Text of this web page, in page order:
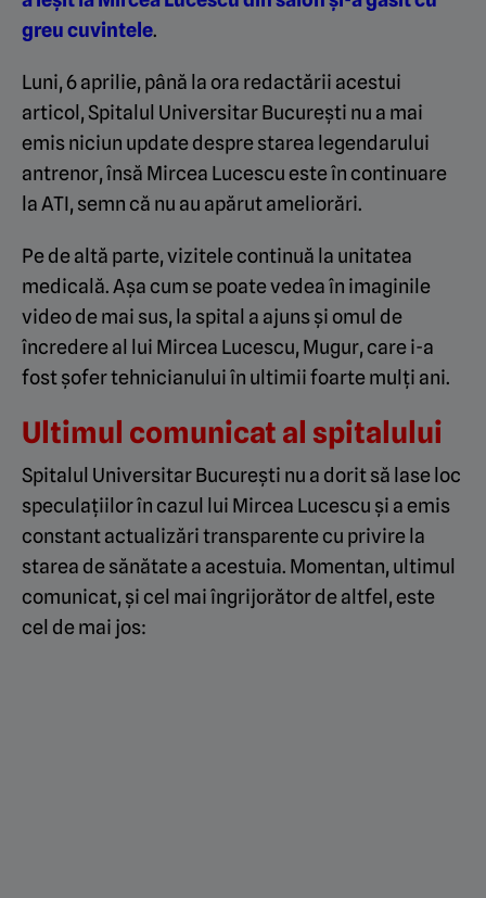
greu cuvintele.
Luni, 6 aprilie, până la ora redactării acestui
articol, Spitalul Universitar București nu a mai
emis niciun update despre starea legendarului
antrenor, însă Mircea Lucescu este în continuare
la ATI, semn că nu au apărut ameliorări.
Pe de altă parte, vizitele continuă la unitatea
medicală. Așa cum se poate vedea în imaginile
video de mai sus, la spital a ajuns și omul de
încredere al lui Mircea Lucescu, Mugur, care i-a
fost șofer tehnicianului în ultimii foarte mulți ani.
Ultimul comunicat al spitalului
Spitalul Universitar București nu a dorit să lase loc
speculațiilor în cazul lui Mircea Lucescu și a emis
constant actualizări transparente cu privire la
starea de sănătate a acestuia. Momentan, ultimul
comunicat, și cel mai îngrijorător de altfel, este
cel de mai jos: